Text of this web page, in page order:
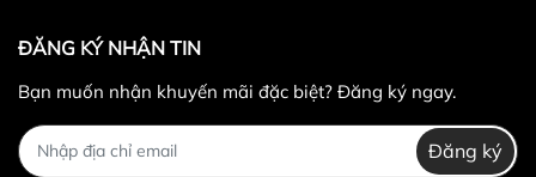
ĐĂNG KÝ NHẬN TIN
Bạn muốn nhận khuyến mãi đặc biệt? Đăng ký ngay.
Đăng ký